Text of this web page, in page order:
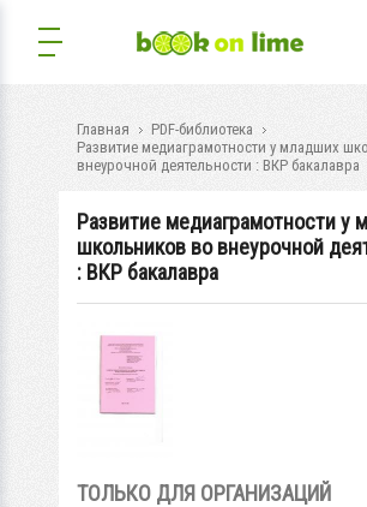
Главная
PDF-библиотека
Развитие медиаграмотности у младших
внеурочной деятельности : ВКР бакалавра
Развитие медиаграмотности у
школьников во внеурочной
: ВКР бакалавра
ТОЛЬКО ДЛЯ ОРГАНИЗАЦИЙ